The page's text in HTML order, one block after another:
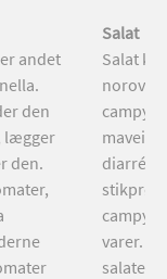
andet
den
lægger
den.
Salat
Salat
diarré.
varer.
salaten,